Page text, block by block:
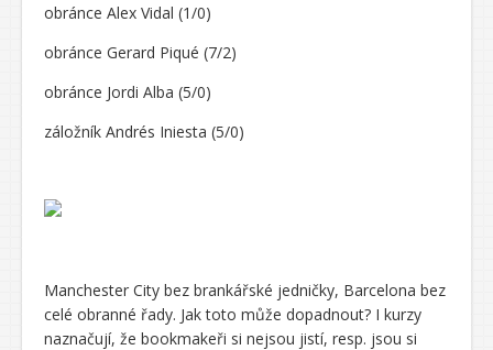
obránce Alex Vidal (1/0)
obránce Gerard Piqué (7/2)
obránce Jordi Alba (5/0)
záložník Andrés Iniesta (5/0)
Manchester City bez brankářské jedničky, Barcelona bez
celé obranné řady. Jak toto může dopadnout? I kurzy
naznačují, že bookmakeři si nejsou jistí, resp. jsou si